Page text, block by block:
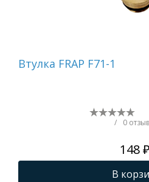
Втулка FRAP F71-1
/ 0
148 ₽
В